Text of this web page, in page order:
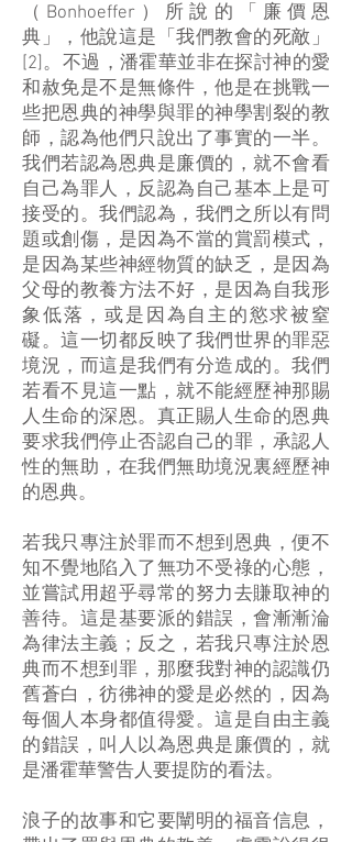
（Bonhoeffer）所說的「廉價恩
典」，他說這是「我們教會的死敵」
[2]。不過，潘霍華並非在探討神的愛
和赦免是不是無條件，他是在挑戰一
些把恩典的神學與罪的神學割裂的教
師，認為他們只說出了事實的一半。
我們若認為恩典是廉價的，就不會看
自己為罪人，反認為自己基本上是可
接受的。我們認為，我們之所以有問
題或創傷，是因為不當的賞罰模式，
是因為某些神經物質的缺乏，是因為
父母的教養方法不好，是因為自我形
象低落，或是因為自主的慾求被窒
礙。這一切都反映了我們世界的罪惡
境況，而這是我們有分造成的。我們
若看不見這一點，就不能經歷神那賜
人生命的深恩。真正賜人生命的恩典
要求我們停止否認自己的罪，承認人
性的無助，在我們無助境況裏經歷神
的恩典。
若我只專注於罪而不想到恩典，便不
知不覺地陷入了無功不受祿的心態，
並嘗試用超乎尋常的努力去賺取神的
善待。這是基要派的錯誤，會漸漸淪
為律法主義；反之，若我只專注於恩
典而不想到罪，那麼我對神的認識仍
舊蒼白，彷彿神的愛是必然的，因為
每個人本身都值得愛。這是自由主義
的錯誤，叫人以為恩典是廉價的，就
是潘霍華警告人要提防的看法。
浪子的故事和它要闡明的福音信息，